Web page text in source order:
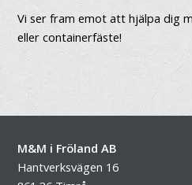
Vi ser fram emot att hjälpa dig
eller containerfäste!
M&M i Fröland AB
Hantverksvägen 16